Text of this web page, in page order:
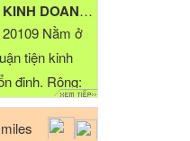
MANASSAS,...
Nằm ở
tiện kinh
định. Rộng: